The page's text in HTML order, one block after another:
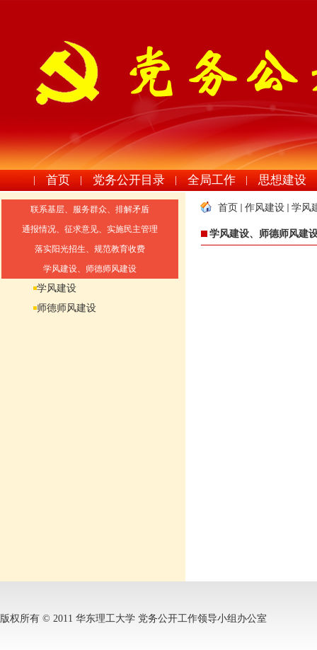
首页 党务公开目录 全局工作 思想建设
联系基层、服务群众、排解矛盾
通报情况、征求意见、实施民主管理
落实阳光招生、规范教育收费
学风建设、师德师风建设
学风建设
师德师风建设
首页 作风建设 学风
学风建设、师德师风建
版权所有 © 2011 华东理工大学 党务公开工作领导小组办公室